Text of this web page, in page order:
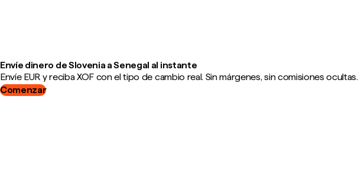
Envíe dinero de Slovenia a Senegal al instante
Envíe EUR y reciba XOF con el tipo de cambio real. Sin márgenes, sin comisiones ocultas.
Comenzar